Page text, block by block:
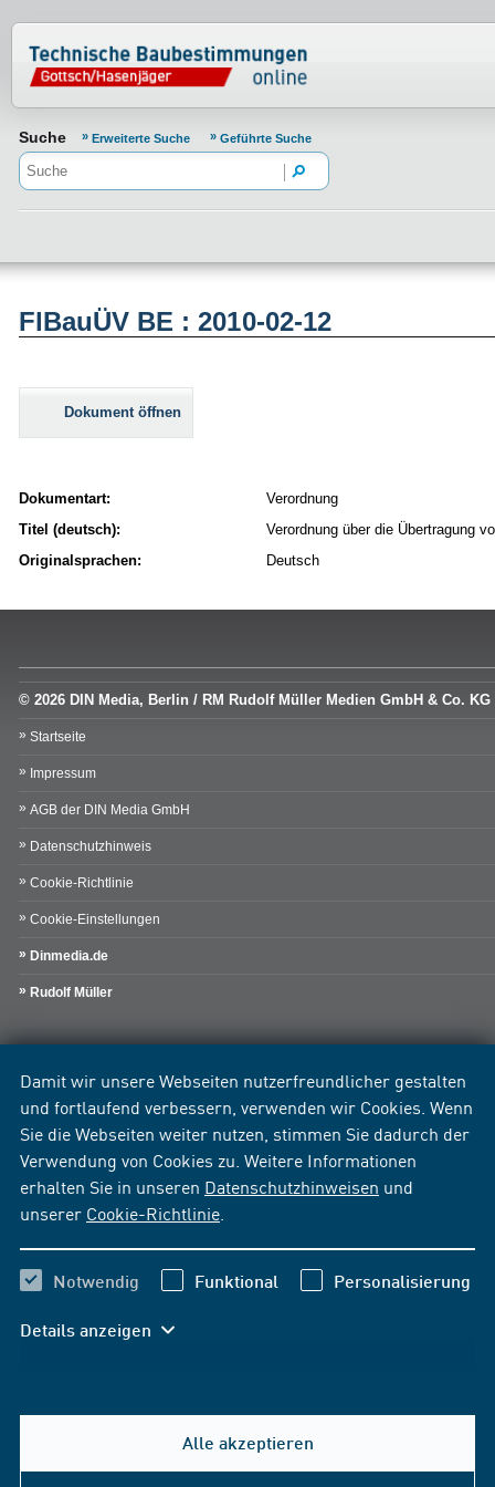
Damit wir unsere Webseiten nutzerfreundlicher gestalten
und fortlaufend verbessern, verwenden wir Cookies. Wenn
Sie die Webseiten weiter nutzen, stimmen Sie dadurch der
Verwendung von Cookies zu. Weitere Informationen
erhalten Sie in unseren Datenschutzhinweisen und
unserer Cookie-Richtlinie
Notwendig Funktional Personalisierung
Details anzeigen
Alle akzeptieren
Normenportal Barrierefreiheit
Suche Erweiterte Suche Geführte Suche
FlBauÜV BE : 2010-02-12
Dokument öffnen
Dokumentart:
Verordnung
Titel (deutsch):
Verordnung über die Übertragung
Originalsprachen:
Deutsch
© 2026 DIN Media, Berlin / RM Rudolf Müller Medien GmbH & Co. KG
Startseite
Impressum
AGB der DIN Media GmbH
Datenschutzhinweis
Cookie-Richtlinie
Cookie-Einstellungen
Dinmedia.de
Rudolf Müller
Hilfe & Kontakt